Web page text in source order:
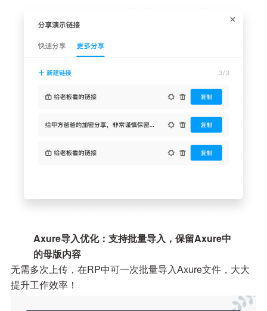
Axure导入优化：支持批量导入，保留Axure中
的母版内容
无需多次上传，在RP中可一次批量导入Axure文件，大大
提升工作效率！